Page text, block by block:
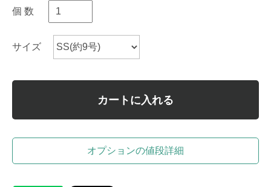
個 数
サイズ
カートに入れる
オプションの値段詳細